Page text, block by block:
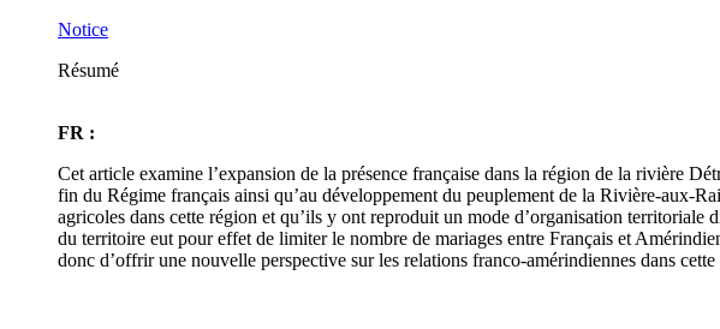
Notice
Résumé
FR :
Cet article examine l’expansion de la présence française dans la région de la rivière
fin du Régime français ainsi qu’au développement du peuplement de la Rivière-aux-
agricoles dans cette région et qu’ils y ont reproduit un mode d’organisation
du territoire eut pour effet de limiter le nombre de mariages entre Français et
donc d’offrir une nouvelle perspective sur les relations franco-amérindiennes dans cette